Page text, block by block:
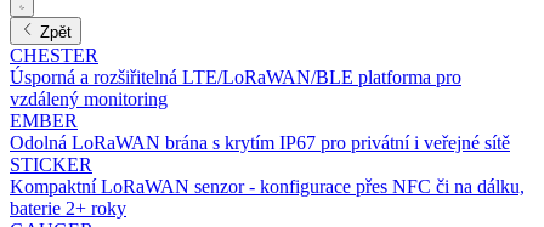
Zpět
CHESTER
Úsporná a rozšiřitelná LTE/LoRaWAN/BLE platforma pro
vzdálený monitoring
EMBER
Odolná LoRaWAN brána s krytím IP67 pro privátní i veřejné sítě
STICKER
Kompaktní LoRaWAN senzor - konfigurace přes NFC či na dálku,
baterie 2+ roky